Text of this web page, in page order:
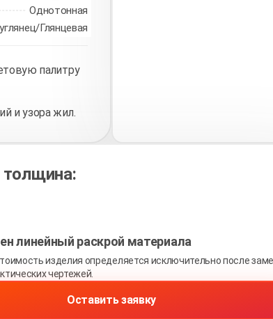
Однотонная
Глянцевая
палитру
и узора жил.
толщина:
линейный раскрой материала
изделия определяется исключительно после
чертежей.
Оставить заявку